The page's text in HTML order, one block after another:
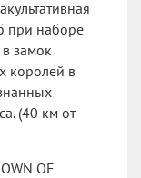
при наборе
замок
королей в
(40 км от
OF